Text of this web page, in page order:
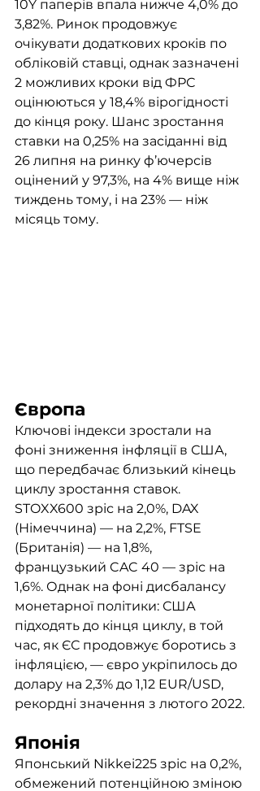
10Y паперів впала нижче 4,0% до
3,82%. Ринок продовжує
очікувати додаткових кроків по
обліковій ставці, однак зазначені
2 можливих кроки від ФРС
оцінюються у 18,4% вірогідності
до кінця року. Шанс зростання
ставки на 0,25% на засіданні від
26 липня на ринку ф’ючерсів
оцінений у 97,3%, на 4% вище ніж
тиждень тому, і на 23% — ніж
місяць тому.
Європа
Ключові індекси зростали на
фоні зниження інфляції в США,
що передбачає близький кінець
циклу зростання ставок.
STOXX600 зріс на 2,0%, DAX
(Німеччина) — на 2,2%, FTSE
(Британія) — на 1,8%,
французький CAC 40 — зріс на
1,6%. Однак на фоні дисбалансу
монетарної політики: США
підходять до кінця циклу, в той
час, як ЄС продовжує боротись з
інфляцією, — євро укріпилось до
долару на 2,3% до 1,12 EUR/USD,
рекордні значення з лютого 2022.
Японія
Японський Nikkei225 зріс на 0,2%,
обмежений потенційною зміною